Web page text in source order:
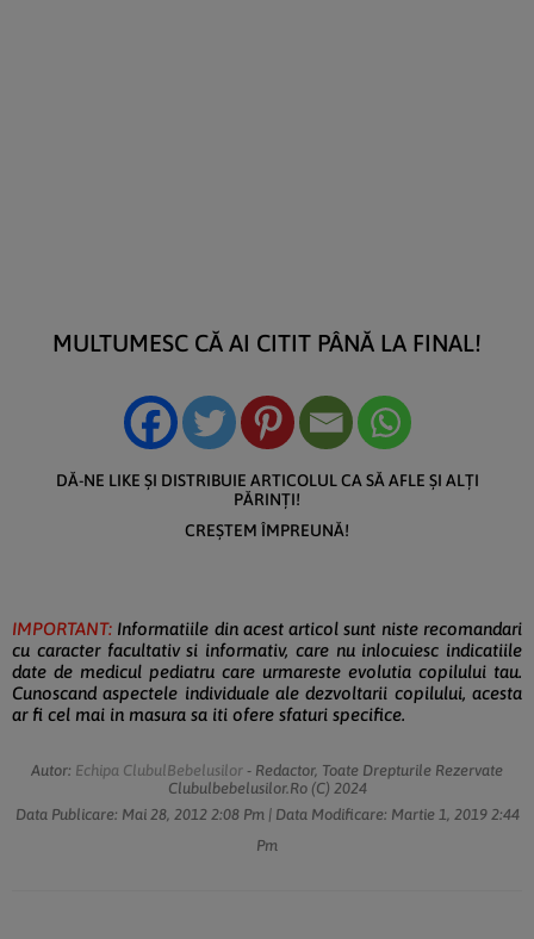
MULTUMESC CĂ AI CITIT PÂNĂ LA FINAL!
DĂ-NE LIKE ȘI DISTRIBUIE ARTICOLUL CA SĂ AFLE ȘI ALȚI
PĂRINȚI!
CREȘTEM ÎMPREUNĂ!
IMPORTANT: Informatiile din acest articol sunt niste recomandari
cu caracter facultativ si informativ, care nu inlocuiesc indicatiile
date de medicul pediatru care urmareste evolutia copilului tau.
Cunoscand aspectele individuale ale dezvoltarii copilului, acesta
ar fi cel mai in masura sa iti ofere sfaturi specifice.
Autor: Echipa ClubulBebelusilor - Redactor, Toate Drepturile Rezervate
Clubulbebelusilor.ro (c) 2024
Data Publicare: Mai 28, 2012 2:08 Pm | Data Modificare: Martie 1, 2019 2:44
Pm